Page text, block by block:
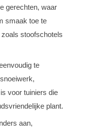
gerechten, waar
smaak toe te
stoofschotels
te
voor tuiniers die
plant.
aan,